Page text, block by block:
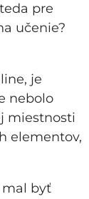
pre
učenie?
je
nebolo
miestnosti
elementov,
mal byť